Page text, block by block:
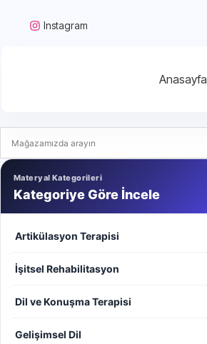
Instagram
Anasayfa
Materyal Kategorileri
Kategoriye Göre İncele
Artikülasyon Terapisi
İşitsel Rehabilitasyon
Dil ve Konuşma Terapisi
Gelişimsel Dil